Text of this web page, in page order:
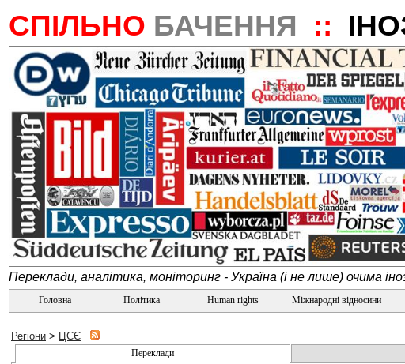
СПІЛЬНО БАЧЕННЯ ::
Переклади, аналітика, моніторинг - Україна (і не лише) очима
Головна Політика Human rights Міжнародні відносини
Регіони > ЦСЄ
Переклади